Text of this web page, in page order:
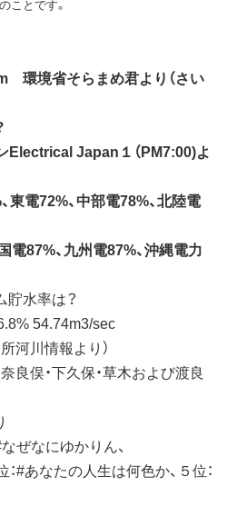
ことです。
境省そらまめ君より（さい
Electrical Japan１（PM7:00)よ
東電72%、中部電78%、北陸電
電87%、九州電87%、沖縄電力
水率は？
54.74m3/sec
河川情報より）
奈良俣・下久保・草木および渡良
ぜなにゆかりん、
：#あなたの人生は何色か、５位：